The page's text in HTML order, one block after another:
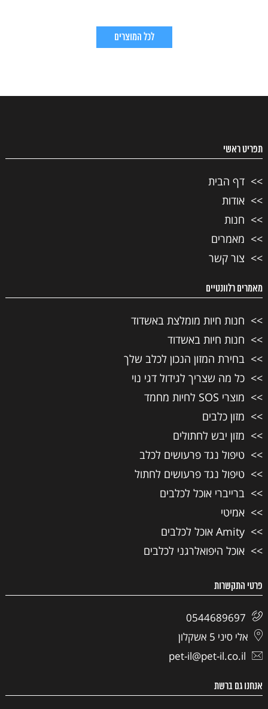
לכל המוצרים
תפריט ראשי
דף הבית
אודות
חנות
מאמרים
צור קשר
מאמרים רלוונטיים
חנות חיות מומלצת באשדוד
חנות חיות באשדוד
בחירת המזון הנכון לכלב שלך
כל מה שצריך לגידול דגי נוי
מוצרי SOS לחיות מחמד
מזון כלבים
מזון יבש לחתולים
טיפול נגד פרעושים לכלב
טיפול נגד פרעושים לחתול
ברייברי אוכל לכלבים
אמיטי
Amity אוכל לכלבים
אוכל היפואלרגני לכלבים
פרטי התקשרות
0544689697
אלי סיני 5 אשקלון
pet-il@pet-il.co.il
אנחנו גם ברשת